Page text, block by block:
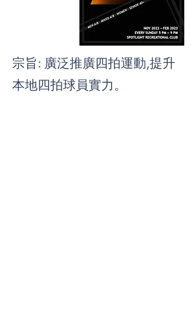
宗旨: 廣泛推廣四拍運動,提升
本地四拍球員實力。